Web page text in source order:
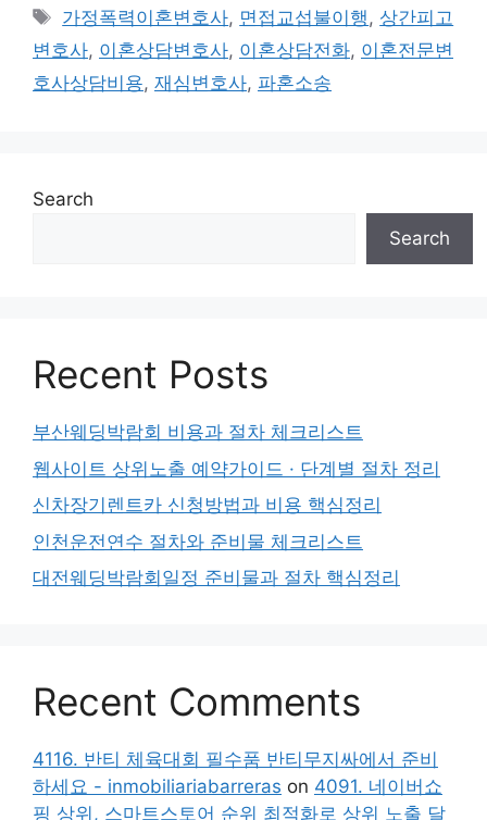
Tags
가정폭력이혼변호사, 면접교섭불이행, 상간피고
변호사, 이혼상담변호사, 이혼상담전화, 이혼전문변
호사상담비용, 재심변호사, 파혼소송
Search
Search
Recent Posts
부산웨딩박람회 비용과 절차 체크리스트
웹사이트 상위노출 예약가이드 · 단계별 절차 정리
신차장기렌트카 신청방법과 비용 핵심정리
인천운전연수 절차와 준비물 체크리스트
대전웨딩박람회일정 준비물과 절차 핵심정리
Recent Comments
4116. 반티 체육대회 필수품 반티무지싸에서 준비
하세요 - inmobiliariabarreras on 4091. 네이버쇼
핑 상위, 스마트스토어 순위 최적화로 상위 노출 달